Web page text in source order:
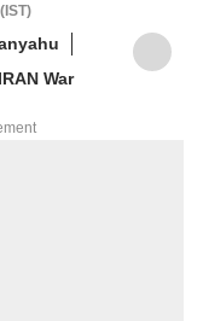
War